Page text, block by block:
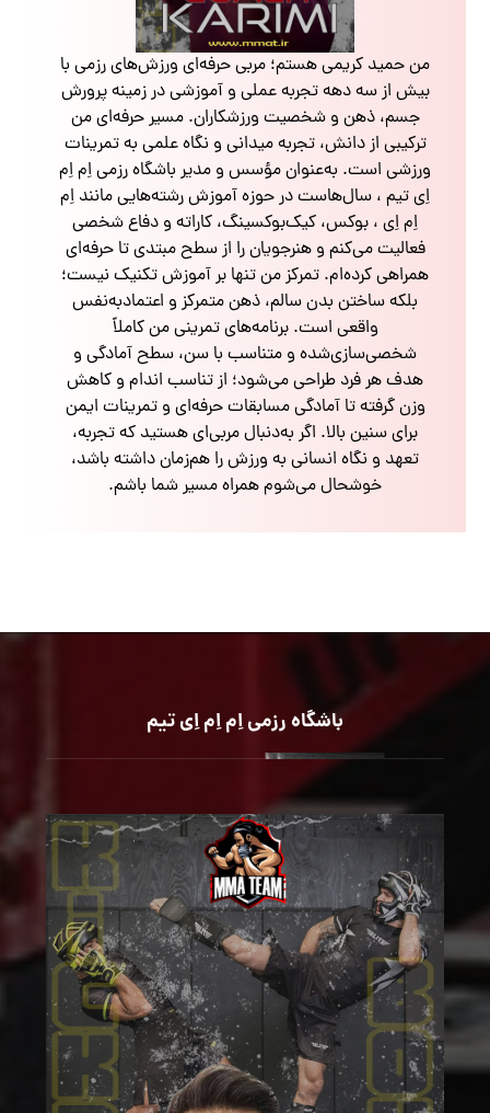
من حمید کریمی هستم؛ مربی حرفه‌ای ورزش‌های رزمی با
بیش از سه دهه تجربه عملی و آموزشی در زمینه پرورش
جسم، ذهن و شخصیت ورزشکاران. مسیر حرفه‌ای من
ترکیبی از دانش، تجربه میدانی و نگاه علمی به تمرینات
ورزشی است. به‌عنوان مؤسس و مدیر باشگاه رزمی اِم اِم
اِی تیم ، سال‌هاست در حوزه آموزش رشته‌هایی مانند اِم
اِم اِی ، بوکس، کیک‌بوکسینگ، کاراته و دفاع شخصی
فعالیت می‌کنم و هنرجویان را از سطح مبتدی تا حرفه‌ای
همراهی کرده‌ام. تمرکز من تنها بر آموزش تکنیک نیست؛
بلکه ساختن بدن سالم، ذهن متمرکز و اعتمادبه‌نفس
واقعی است. برنامه‌های تمرینی من کاملاً
شخصی‌سازی‌شده و متناسب با سن، سطح آمادگی و
هدف هر فرد طراحی می‌شود؛ از تناسب اندام و کاهش
وزن گرفته تا آمادگی مسابقات حرفه‌ای و تمرینات ایمن
برای سنین بالا. اگر به‌دنبال مربی‌ای هستید که تجربه،
تعهد و نگاه انسانی به ورزش را هم‌زمان داشته باشد،
خوشحال می‌شوم همراه مسیر شما باشم.
باشگاه رزمی اِم اِم اِی تیم